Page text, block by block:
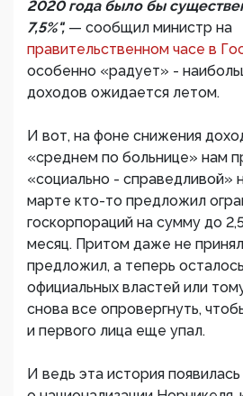
2020 года было бы
7,5%", — сообщил министр на
правительственном часе в
особенно «радует» -
доходов ожидается летом.
И вот, на фоне снижения
«среднем по больнице» нам
«социально - справедливой»
марте кто-то предложил
госкорпораций на сумму до
месяц. Притом даже не
предложил, а теперь
официальных властей или
снова все опровергнуть,
и первого лица еще упал.
И ведь эта история